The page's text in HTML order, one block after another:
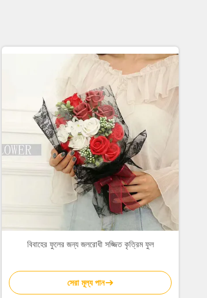
বিবাহের ফুলের জন্য জলরোধী সজ্জিত কৃত্রিম ফুল
সেরা মূল্য পান